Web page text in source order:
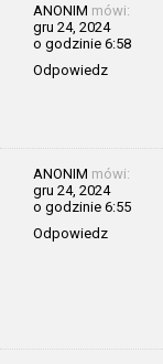
ANONIM mówi:
gru 24, 2024
o godzinie 6:58
Odpowiedz
ANONIM mówi:
gru 24, 2024
o godzinie 6:55
Odpowiedz